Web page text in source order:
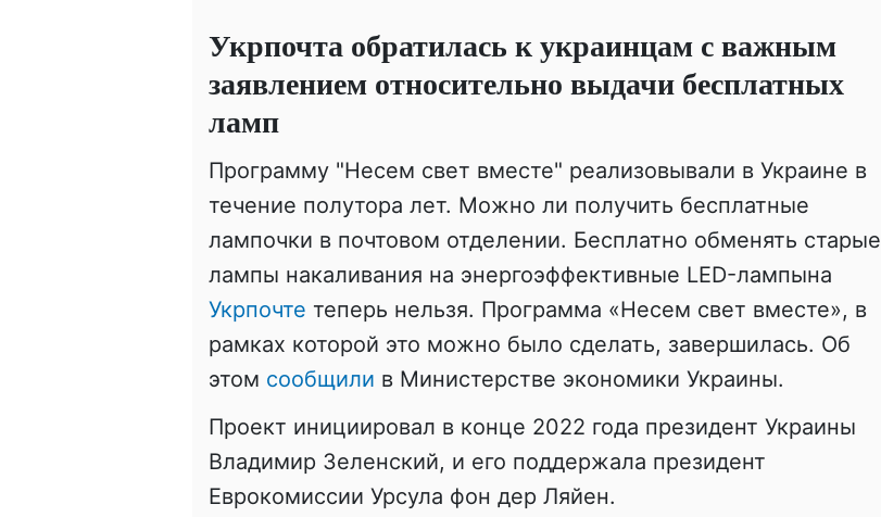
Укрпочта обратилась к украинцам с важным
заявлением относительно выдачи бесплатных
ламп
Программу "Несем свет вместе" реализовывали в Украине в
течение полутора лет. Можно ли получить бесплатные
лампочки в почтовом отделении. Бесплатно обменять старые
лампы накаливания на энергоэффективные LED-лампына
Укрпочте теперь нельзя. Программа «Несем свет вместе», в
рамках которой это можно было сделать, завершилась. Об
этом сообщили в Министерстве экономики Украины.
Проект инициировал в конце 2022 года президент Украины
Владимир Зеленский, и его поддержала президент
Еврокомиссии Урсула фон дер Ляйен.